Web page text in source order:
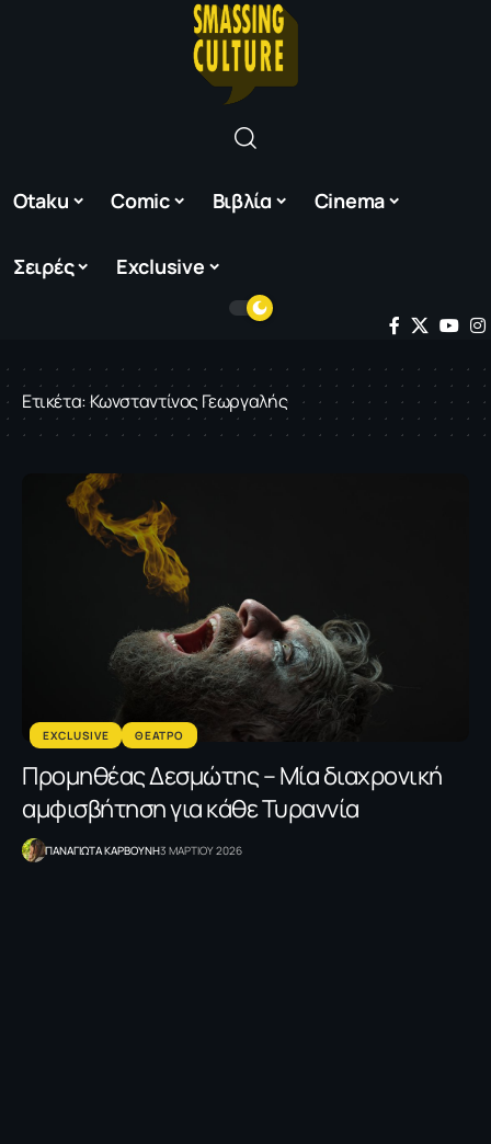
Otaku Comic Βιβλία Cinema
Σειρές Exclusive
Ετικέτα:Κωνσταντίνος Γεωργαλής
EXCLUSIVE ΘΕΑΤΡΟ
Προμηθέας Δεσμώτης – Μία διαχρονική
αμφισβήτηση για κάθε Τυραννία
ΠΑΝΑΓΙΩΤΑ ΚΑΡΒΟΥΝΗ3 ΜΑΡΤΙΟΥ 2026